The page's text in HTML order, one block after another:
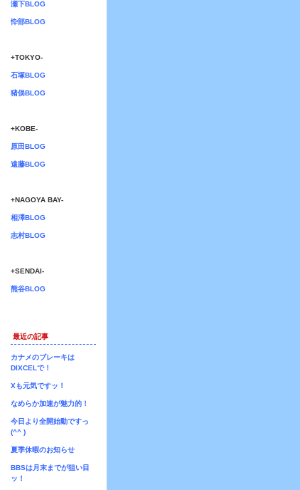
瀬下BLOG
忰部BLOG
+TOKYO-
石塚BLOG
猪俣BLOG
+KOBE-
原田BLOG
遠藤BLOG
+NAGOYA BAY-
相澤BLOG
志村BLOG
+SENDAI-
熊谷BLOG
最近の記事
カナメのブレーキは
DIXCELで！
Xも元気ですッ！
なめらか加速が魅力的！
今日より全開始動ですっ
(^^ )ゞ
夏季休暇のお知らせ
BBSは月末までが狙い目
ッ！